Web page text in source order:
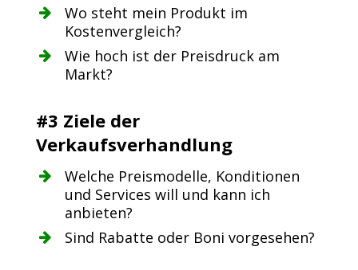
Wo steht mein Produkt im
Kostenvergleich?
Wie hoch ist der Preisdruck am
Markt?
#3 Ziele der
Verkaufsverhandlung
Welche Preismodelle, Konditionen
und Services will und kann ich
anbieten?
Sind Rabatte oder Boni vorgesehen?